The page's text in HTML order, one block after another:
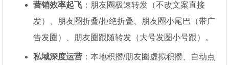
营销效率起飞 ：朋友圈极速转发（不改文案直接
发）、朋友圈折叠/拒绝折叠、朋友圈小尾巴（带广
告发圈）、朋友圈跟随转发（大号发圈小号跟）。
私域深度运营 ：本地积攒/朋友圈虚拟积攒、自动点